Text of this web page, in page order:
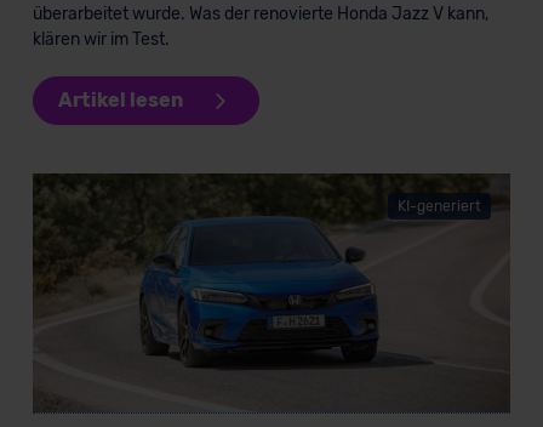
überarbeitet wurde. Was der renovierte Honda Jazz V kann,
klären wir im Test.
Artikel lesen
KI-generiert